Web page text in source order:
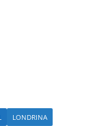
LONDRINA